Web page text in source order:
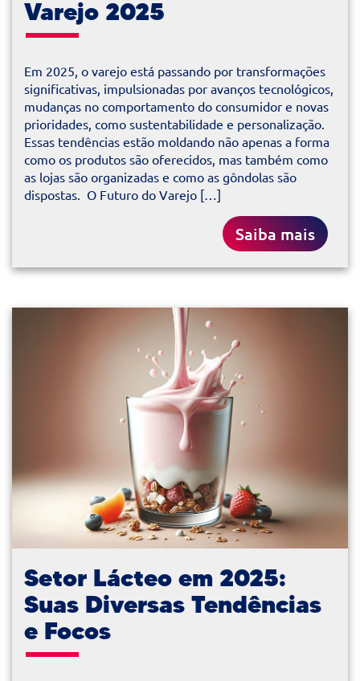
Varejo 2025
Em 2025, o varejo está passando por transformações
significativas, impulsionadas por avanços tecnológicos,
mudanças no comportamento do consumidor e novas
prioridades, como sustentabilidade e personalização.
Essas tendências estão moldando não apenas a forma
como os produtos são oferecidos, mas também como
as lojas são organizadas e como as gôndolas são
dispostas. O Futuro do Varejo […]
Saiba mais
Setor Lácteo em 2025:
Suas Diversas Tendências
e Focos